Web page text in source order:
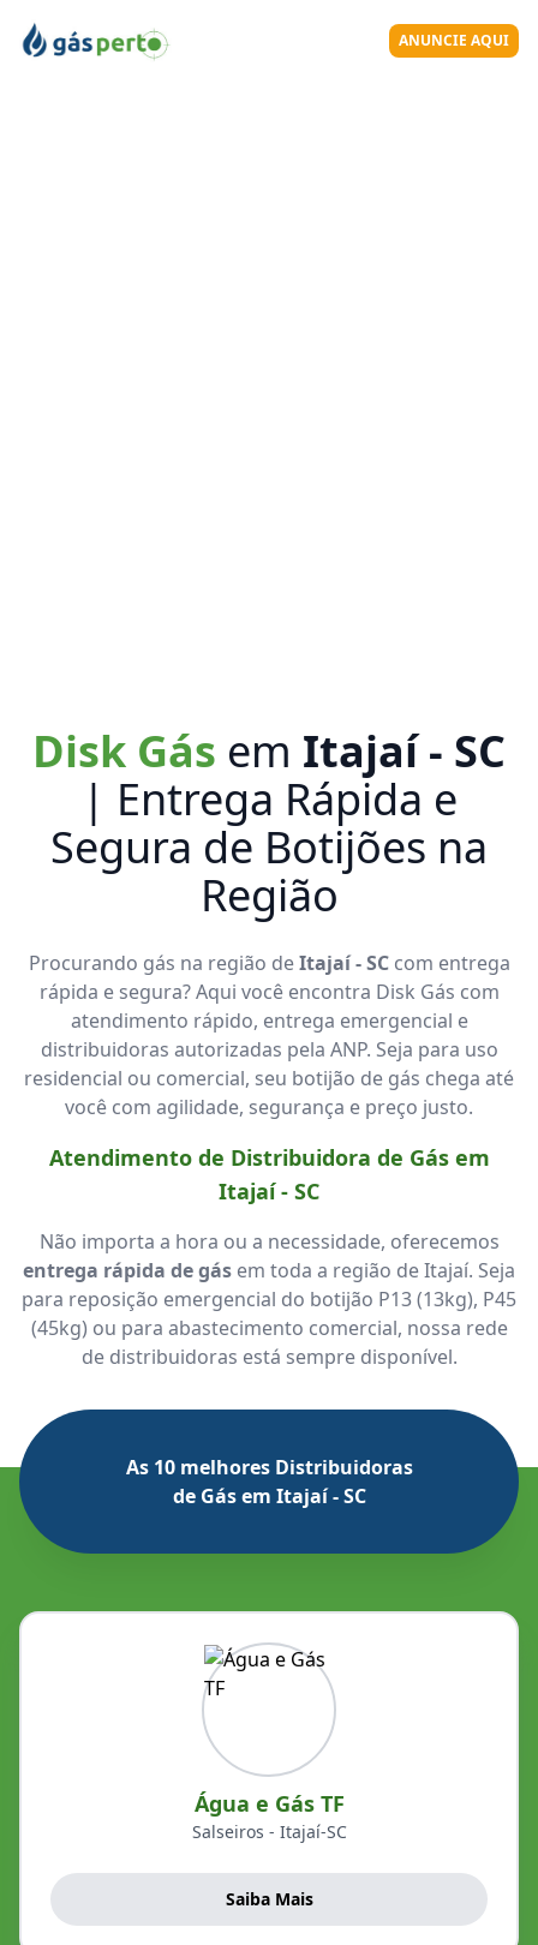
ANUNCIE AQUI
Disk Gás em Itajaí - SC
| Entrega Rápida e
Segura de Botijões na
Região
Procurando gás na região deItajaí - SCcom entrega
rápida e segura? Aqui você encontra Disk Gás com
atendimento rápido, entrega emergencial e
distribuidoras autorizadas pela ANP. Seja para uso
residencial ou comercial, seu botijão de gás chega até
você com agilidade, segurança e preço justo.
Atendimento de Distribuidora de Gás em
Itajaí - SC
Não importa a hora ou a necessidade, oferecemos
entrega rápida de gás em toda a região de Itajaí. Seja
para reposição emergencial do botijão P13 (13kg), P45
(45kg) ou para abastecimento comercial, nossa rede
de distribuidoras está sempre disponível.
As 10 melhores Distribuidoras
de Gás em Itajaí - SC
Água e Gás TF
Salseiros - Itajaí-SC
Saiba Mais